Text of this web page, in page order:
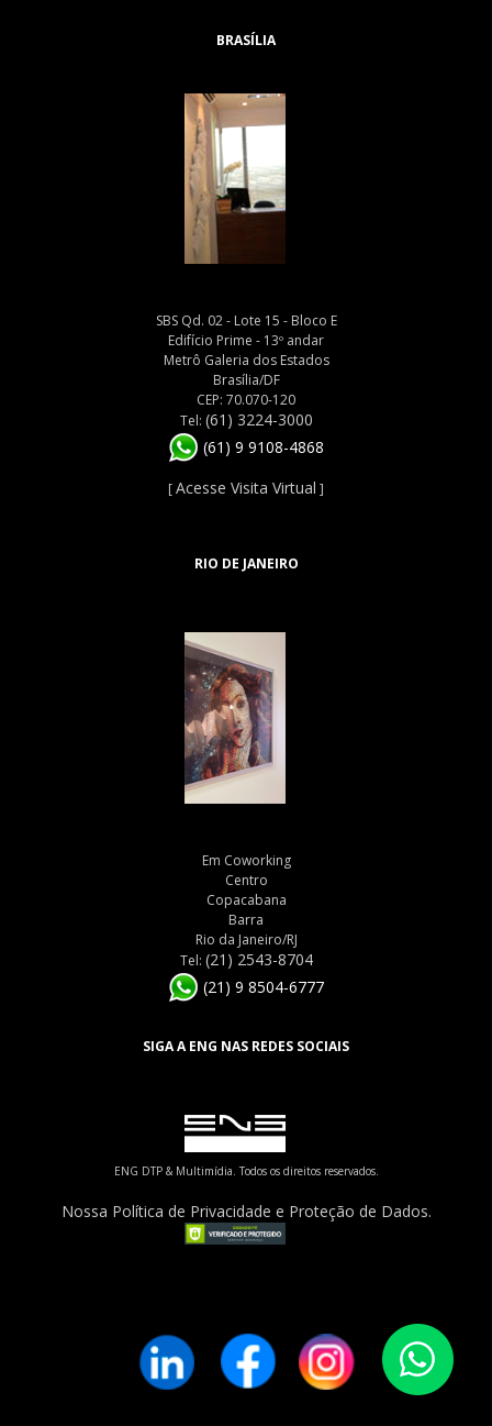
BRASÍLIA
SBS Qd. 02 - Lote 15 - Bloco E
Edifício Prime - 13º andar
Metrô Galeria dos Estados
Brasília/DF
CEP: 70.070-120
Tel: (61) 3224-3000
(61) 9 9108-4868
[Acesse Visita Virtual ]
RIO DE JANEIRO
Em Coworking
Centro
Copacabana
Barra
Rio da Janeiro/RJ
Tel: (21) 2543-8704
(21) 9 8504-6777
SIGA A ENG NAS REDES SOCIAIS
ENG DTP & Multimídia. Todos os direitos reservados.
Nossa Política de Privacidade e Proteção de Dados.